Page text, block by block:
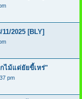
2025 [BLY]
กไม้แด่ยัยขี้เหร่"
pm